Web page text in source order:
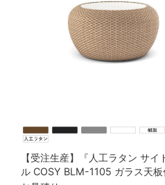
【受注生産】『人工ラタン サイ
ル COSY BLM-1105 ガラス天板